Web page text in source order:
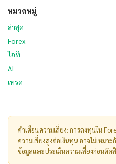
หมวดหมู่
ล่าสุด
Forex
ไอที
AI
เทรด
คำเตือนความเสี่ยง: การลงทุนใน
ความเสี่ยงสูงต่อเงินทุน อาจไม่เหม
ข้อมูลและประเมินความเสี่ยงก่อนตัด